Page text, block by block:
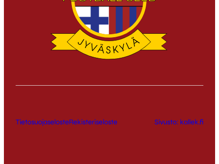
TietosuojaselosteRekisteriseloste Sivusto: kallek.fi